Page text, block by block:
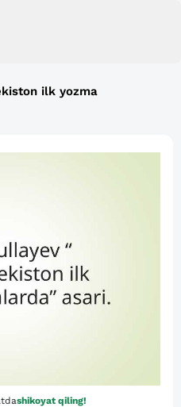
ilk yozma
shikoyat qiling!